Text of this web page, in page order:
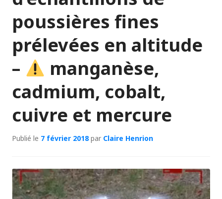
poussières fines
prélevées en altitude
–
manganèse,
cadmium, cobalt,
cuivre et mercure
Publié le 7 février 2018par Claire Henrion